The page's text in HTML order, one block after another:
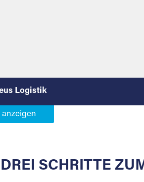
Logistik
SCHRITTE